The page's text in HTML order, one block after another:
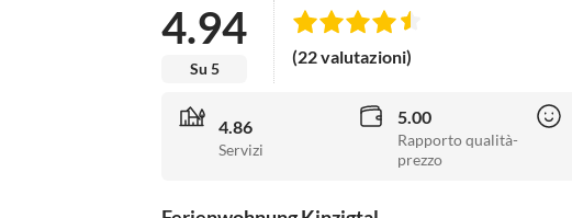
4.94
Su 5
(22 valutazioni)
4.86
Servizi
5.00
Rapporto qualità-
prezzo